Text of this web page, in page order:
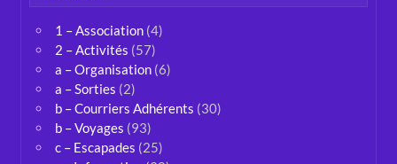
1 – Association(4)
2 – Activités (57)
a – Organisation(6)
a – Sorties (2)
b – Courriers Adhérents (30)
b – Voyages (93)
c – Escapades (25)